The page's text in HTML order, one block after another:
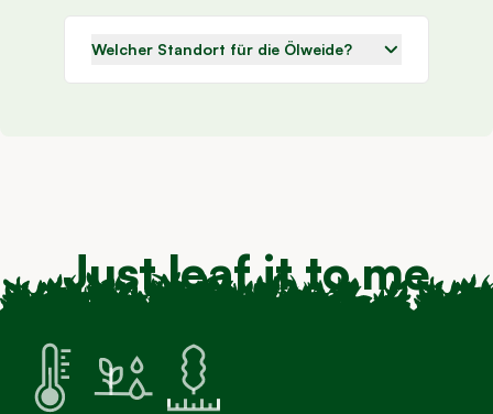
Welcher Standort für die Ölweide?
Just leaf it to me